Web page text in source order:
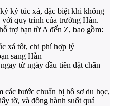
ký túc xá, đặc biệt khi không
với quy trình của trường Hàn.
trợ bạn từ A đến Z, bao gồm:
xá tốt, chi phí hợp lý
sang Hàn
từ ngày đầu tiên đặt chân
các bước chuẩn bị hồ sơ du học,
tờ, và đồng hành suốt quá